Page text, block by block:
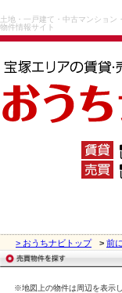
土地・一戸建て・中古マンション
物件情報サイト
> おうちナビトップ > 前
※地図上の物件は周辺を表示